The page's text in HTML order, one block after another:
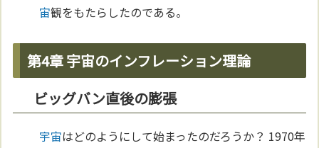
宙観をもたらしたのである。
第4章 宇宙のインフレーション理論
ビッグバン直後の膨張
宇宙はどのようにして始まったのだろうか？ 1970年